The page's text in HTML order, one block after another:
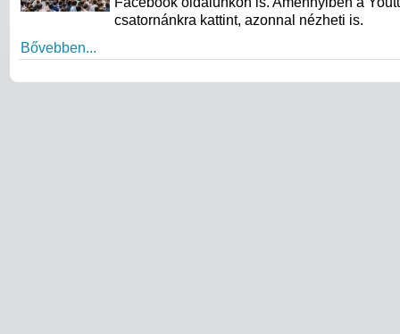
csatornánkra kattint, azonnal nézheti is.
Bővebben...